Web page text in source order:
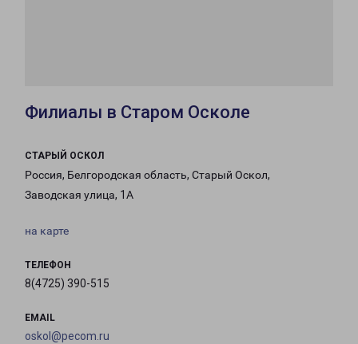
Филиалы в Старом Осколе
СТАРЫЙ ОСКОЛ
Россия, Белгородская область, Старый Оскол,
Заводская улица, 1А
на карте
ТЕЛЕФОН
8(4725) 390-515
EMAIL
oskol@pecom.ru